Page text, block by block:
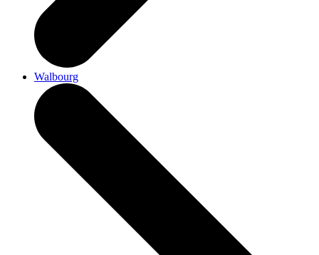
Walbourg